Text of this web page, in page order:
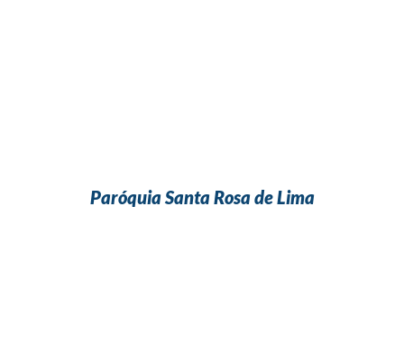
Paróquia Santa Rosa de Lima